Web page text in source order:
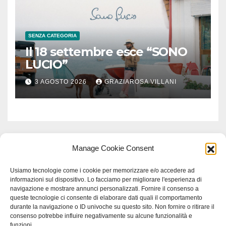
Manage Cookie Consent
Usiamo tecnologie come i cookie per memorizzare e/o accedere ad
informazioni sul dispositivo. Lo facciamo per migliorare l'esperienza di
navigazione e mostrare annunci personalizzati. Fornire il consenso a
queste tecnologie ci consente di elaborare dati quali il comportamento
durante la navigazione o ID univoche su questo sito. Non fornire o ritirare il
consenso potrebbe influire negativamente su alcune funzionalità e
SENZA CATEGORIA
Il 18 settembre esce “SONO
LUCIO”
3 AGOSTO 2026 GRAZIAROSA VILLANI